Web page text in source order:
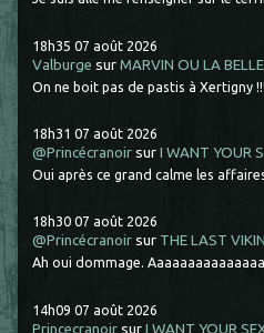
18h35 07 août 2026
Valburge surMARVIN OU LA
On ne boit pas de pastis à Xertigny
18h31 07 août 2026
@Princécranoir surI WANT YOUR
Oui après ce grand calme les
18h30 07 août 2026
@Princécranoir sur THE LAST
Ah oui dommage.
14h09 07 août 2026
Princecranoir surI WANT YOUR